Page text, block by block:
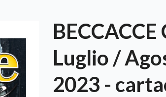
BECCACCE
Luglio /
2023 -